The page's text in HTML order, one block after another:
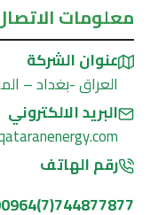
معلومات
عنوان الشركة
العراق -بغداد – المنصور /
البريد الالكتروني
رقم الهاتف
744877877(7)00964